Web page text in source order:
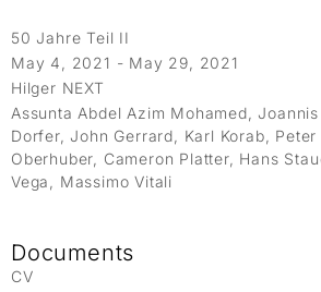
50 Jahre Teil II
May 4, 2021 - May 29, 2021
Hilger NEXT
Assunta Abdel Azim Mohamed,
Dorfer, John Gerrard, Karl Korab,
Oberhuber, Cameron Platter, Hans
Vega, Massimo Vitali
Documents
CV